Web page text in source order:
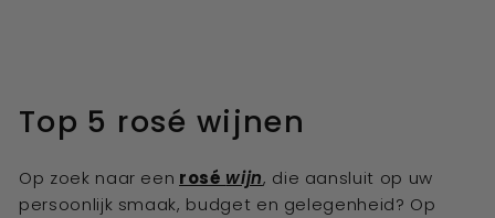
Top 5 rosé wijnen
Op zoek naar een rosé wijn, die aansluit op uw
persoonlijk smaak, budget en gelegenheid? Op